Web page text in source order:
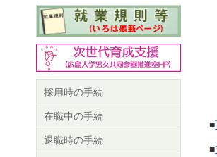
■
■
採用時の手続
在職中の手続
退職時の手続